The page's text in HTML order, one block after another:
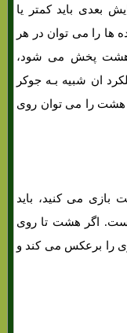
بعدی باید کمتر یا
ها را می توان در هر
هشت پخش می شود،
ان شبیه بـه جوکر
هشت را می توان روی
می کنید، باید
اگر هشت تا روی
را برعکس می کند و